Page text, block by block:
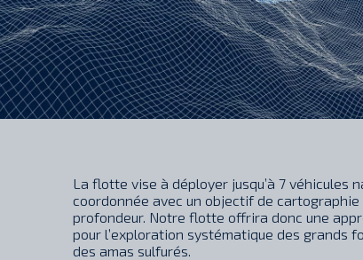
La flotte vise à déployer jusqu’à 7 véhicules
coordonnée avec un objectif de cartographie
profondeur. Notre flotte offrira donc une
pour l’exploration systématique des grands
des amas sulfurés.